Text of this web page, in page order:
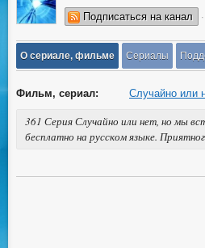
Подписаться на канал
О сериале, фильме Сериалы
Фильм, сериал: Случайно или
361 Серия Случайно или нет, но мы
бесплатно на русском языке.